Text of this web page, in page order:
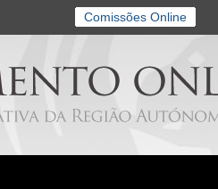
Comissões Online